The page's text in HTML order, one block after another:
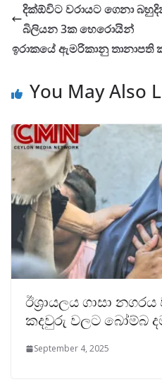
දික්ඕවිට වරායට ගෙනා
බිලියන 3ක හෙරොයින්
ඉරාකයේ ඇමරිකානු තානාපති
You May Also
ඊශ්‍රායලය ගාසා
කදවුරු වලට බෝම්බ
September 4, 2025